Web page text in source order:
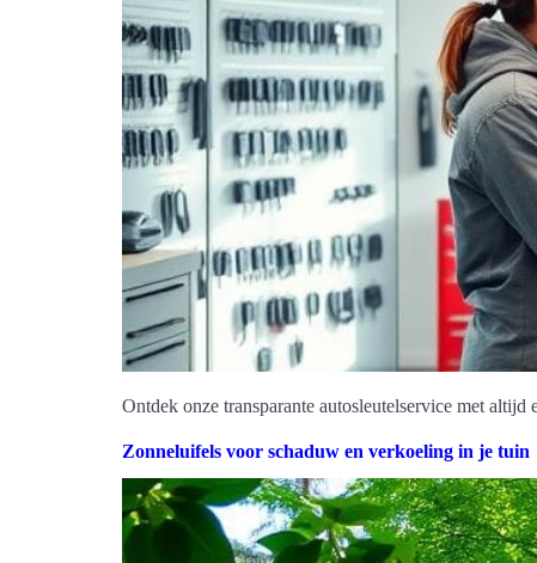
Ontdek onze transparante autosleutelservice met
Zonneluifels voor schaduw en verkoeling in je tuin